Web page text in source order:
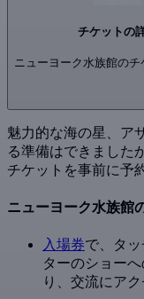
チケットの
ニューヨーク水族館の
魅力的な海の星、ア
る準備はできました
チケットを事前に予
ニューヨーク水族館
入場券で、タ
ターのショー
り、交流にアク